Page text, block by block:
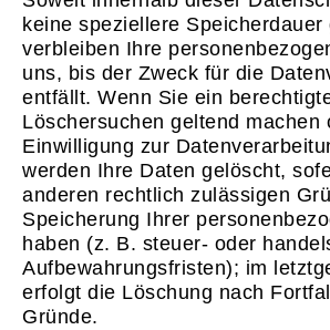
keine speziellere Speicherdauer
verbleiben Ihre
uns, bis der Zweck für die
entfällt. Wenn Sie ein
Löschersuchen geltend machen
Einwilligung zur
werden Ihre Daten gelöscht,
anderen rechtlich zulässigen
Speicherung Ihrer
haben (z. B. steuer- oder
Aufbewahrungsfristen); im
erfolgt die Löschung nach
Gründe.